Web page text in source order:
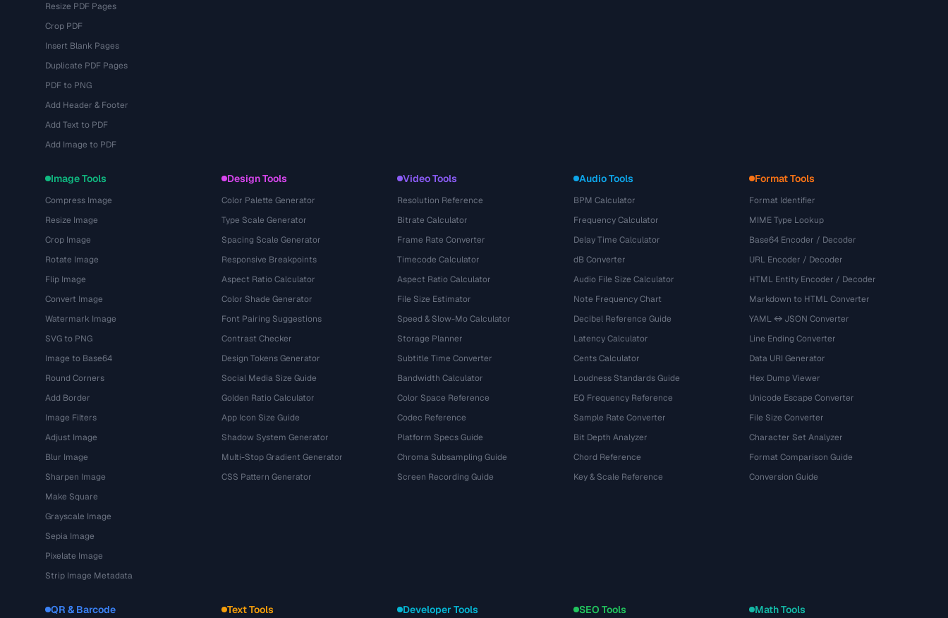
Resize PDF Pages
Crop PDF
Insert Blank Pages
Duplicate PDF Pages
PDF to PNG
Add Header & Footer
Add Text to PDF
Add Image to PDF
Image Tools
Compress Image
Resize Image
Crop Image
Rotate Image
Flip Image
Convert Image
Watermark Image
SVG to PNG
Image to Base64
Round Corners
Add Border
Image Filters
Adjust Image
Blur Image
Sharpen Image
Make Square
Grayscale Image
Sepia Image
Pixelate Image
Strip Image Metadata
Design Tools
Color Palette Generator
Type Scale Generator
Spacing Scale Generator
Responsive Breakpoints
Aspect Ratio Calculator
Color Shade Generator
Font Pairing Suggestions
Contrast Checker
Design Tokens Generator
Social Media Size Guide
Golden Ratio Calculator
App Icon Size Guide
Shadow System Generator
Multi-Stop Gradient Generator
CSS Pattern Generator
Video Tools
Resolution Reference
Bitrate Calculator
Frame Rate Converter
Timecode Calculator
Aspect Ratio Calculator
File Size Estimator
Speed & Slow-Mo Calculator
Storage Planner
Subtitle Time Converter
Bandwidth Calculator
Color Space Reference
Codec Reference
Platform Specs Guide
Chroma Subsampling Guide
Screen Recording Guide
Audio Tools
BPM Calculator
Frequency Calculator
Delay Time Calculator
dB Converter
Audio File Size Calculator
Note Frequency Chart
Decibel Reference Guide
Latency Calculator
Cents Calculator
Loudness Standards Guide
EQ Frequency Reference
Sample Rate Converter
Bit Depth Analyzer
Chord Reference
Key & Scale Reference
Format Tools
Format Identifier
MIME Type Lookup
Base64 Encoder / Decoder
URL Encoder / Decoder
HTML Entity Encoder / Decoder
Markdown to HTML Converter
YAML ↔ JSON Converter
Line Ending Converter
Data URI Generator
Hex Dump Viewer
Unicode Escape Converter
File Size Converter
Character Set Analyzer
Format Comparison Guide
Conversion Guide
QR & Barcode Text Tools Developer Tools SEO Tools Math Tools